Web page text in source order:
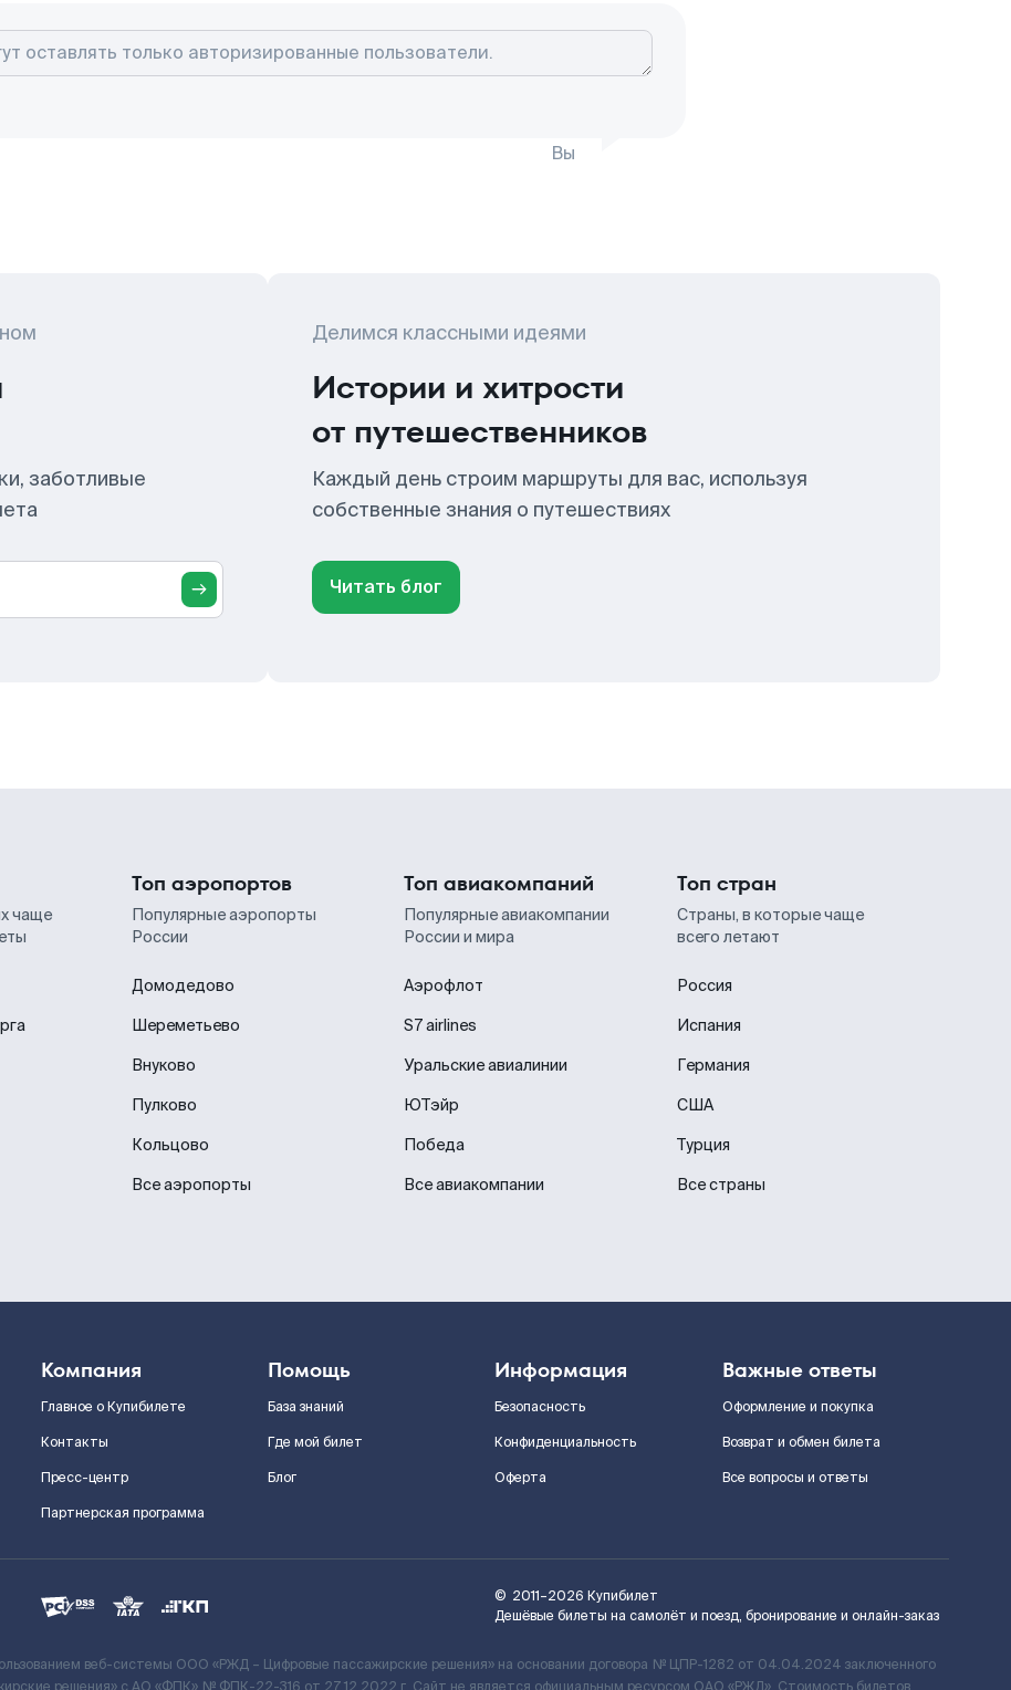
Вы
заботливые
Делимся классными идеями
Истории и хитрости
от путешественников
Каждый день строим маршруты для вас, используя
собственные знания о путешествиях
Читать блог
чаще
Топ аэропортов
Популярные аэропорты
России
Домодедово
Шереметьево
Внуково
Пулково
Кольцово
Все аэропорты
Топ авиакомпаний
Популярные авиакомпании
России и мира
Аэрофлот
S7 airlines
Уральские авиалинии
ЮТэйр
Победа
Все авиакомпании
Топ стран
Страны, в которые чаще
всего летают
Россия
Испания
Германия
США
Турция
Все страны
Компания
Главное о Купибилете
Контакты
Пресс-центр
Партнерская программа
Помощь
База знаний
Где мой билет
Блог
Информация
Безопасность
Конфиденциальность
Оферта
Важные ответы
Оформление и покупка
Возврат и обмен билета
Все вопросы и ответы
© 2011–2026 Купибилет
Дешёвые билеты на самолёт и поезд, бронирование и онлайн-заказ
веб-системы ООО «РЖД – Цифровые пассажирские решения» на основании договора № ЦПР-1282 от 04.04.2024 заключенного